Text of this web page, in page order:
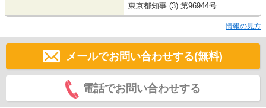
東京都知事 (3) 第96944号
情報の見方
メールでお問い合わせする(無料)
電話でお問い合わせする